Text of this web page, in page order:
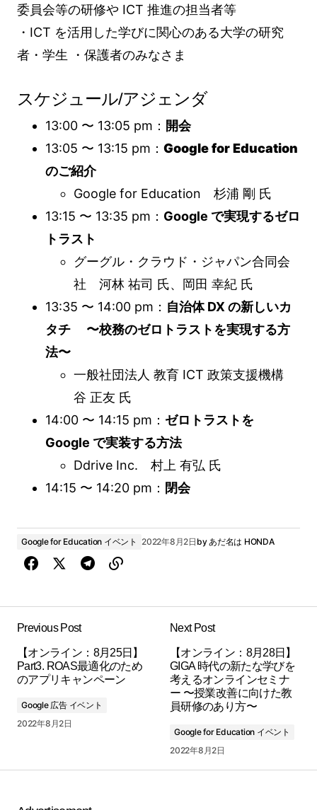
委員会等の研修や ICT 推進の担当者等
・ICT を活用した学びに関心のある大学の研究
者・学生 ・保護者のみなさま
スケジュール/アジェンダ
13:00 〜 13:05 pm： 開会
13:05 〜 13:15 pm： Google for Education
のご紹介
Google for Education 杉浦 剛 氏
13:15 〜 13:35 pm： Google で実現するゼロ
トラスト
グーグル・クラウド・ジャパン合同会
社 河林 祐司 氏、岡田 幸紀 氏
13:35 〜 14:00 pm： 自治体 DX の新しいカ
タチ 〜校務のゼロトラストを実現する方
法〜
一般社団法人 教育 ICT 政策支援機構
谷 正友 氏
14:00 〜 14:15 pm： ゼロトラストを
Google で実装する方法
Ddrive Inc. 村上 有弘 氏
14:15 〜 14:20 pm： 閉会
Google for Education イベント 2022年8月2日 byあだ名は HONDA
Previous Post
【オンライン：8月25日】
Part3. ROAS最適化のため
のアプリキャンペーン
Google 広告 イベント
2022年8月2日
Next Post
【オンライン：8月28日】
GIGA 時代の新たな学びを
考えるオンラインセミナ
ー 〜授業改善に向けた教
員研修のあり方〜
Google for Education イベント
2022年8月2日